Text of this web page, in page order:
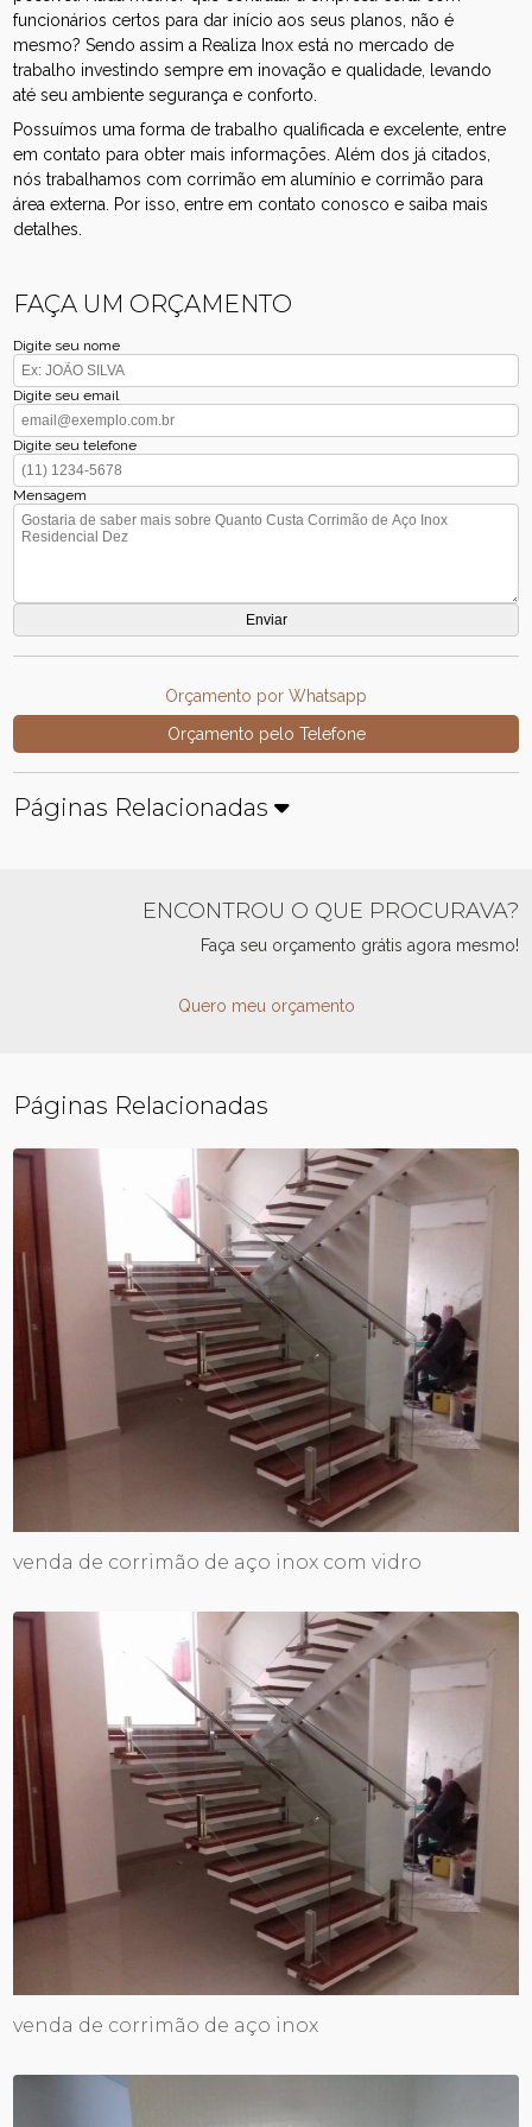
funcionários certos para dar início aos seus planos, não é
mesmo? Sendo assim a Realiza Inox está no mercado de
trabalho investindo sempre em inovação e qualidade, levando
até seu ambiente segurança e conforto.
Possuímos uma forma de trabalho qualificada e excelente, entre
em contato para obter mais informações. Além dos já citados,
nós trabalhamos com corrimão em alumínio e corrimão para
área externa. Por isso, entre em contato conosco e saiba mais
detalhes.
FAÇA UM ORÇAMENTO
Digite seu nome
Digite seu email
Digite seu telefone
Mensagem
Orçamento por Whatsapp
Orçamento pelo Telefone
Páginas Relacionadas
ENCONTROU O QUE PROCURAVA?
Faça seu orçamento grátis agora mesmo!
Quero meu orçamento
Páginas Relacionadas
venda de corrimão de aço inox com vidro
venda de corrimão de aço inox